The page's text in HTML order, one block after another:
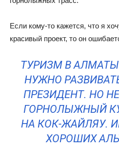
Если кому-то кажется, что я
красивый проект, то он
ТУРИЗМ В АЛМАТЫ
НУЖНО
ПРЕЗИДЕНТ. НО
ГОРНОЛЫЖНЫЙ
НА КОК-ЖАЙЛЯУ.
ХОРОШИХ